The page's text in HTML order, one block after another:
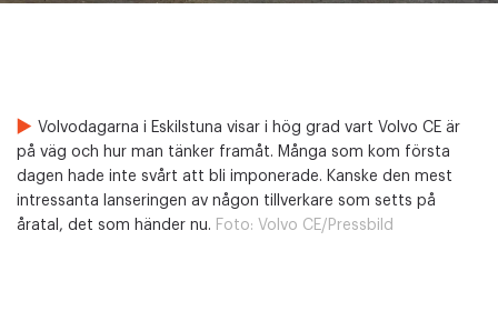
Volvodagarna i Eskilstuna visar i hög grad vart Volvo CE är
på väg och hur man tänker framåt. Många som kom första
dagen hade inte svårt att bli imponerade. Kanske den mest
intressanta lanseringen av någon tillverkare som setts på
åratal, det som händer nu. Foto: Volvo CE/Pressbild